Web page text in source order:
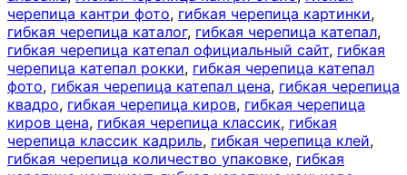
черепица кантри фото, гибкая черепица картинки,
гибкая черепица каталог, гибкая черепица катепал,
гибкая черепица катепал официальный сайт, гибкая
черепица катепал рокки, гибкая черепица катепал
фото, гибкая черепица катепал цена, гибкая черепица
квадро, гибкая черепица киров, гибкая черепица
киров цена, гибкая черепица классик, гибкая
черепица классик кадриль, гибкая черепица клей,
гибкая черепица количество упаковке, гибкая